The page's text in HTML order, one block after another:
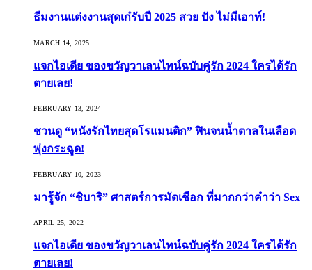
ธีมงานแต่งงานสุดเก๋รับปี 2025 สวย ปัง ไม่มีเอาท์!
MARCH 14, 2025
แจกไอเดีย ของขวัญวาเลนไทน์ฉบับคู่รัก 2024 ใครได้รัก
ตายเลย!
FEBRUARY 13, 2024
ชวนดู “หนังรักไทยสุดโรแมนติก” ฟินจนน้ำตาลในเลือด
พุ่งกระฉูด!
FEBRUARY 10, 2023
มารู้จัก “ชิบาริ” ศาสตร์การมัดเชือก ที่มากกว่าคำว่า Sex
APRIL 25, 2022
แจกไอเดีย ของขวัญวาเลนไทน์ฉบับคู่รัก 2024 ใครได้รัก
ตายเลย!